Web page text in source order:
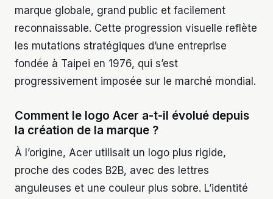
marque globale, grand public et facilement
reconnaissable. Cette progression visuelle reflète
les mutations stratégiques d’une entreprise
fondée à Taipei en 1976, qui s’est
progressivement imposée sur le marché mondial.
Comment le logo Acer a-t-il évolué depuis
la création de la marque ?
À l’origine, Acer utilisait un logo plus rigide,
proche des codes B2B, avec des lettres
anguleuses et une couleur plus sobre. L’identité